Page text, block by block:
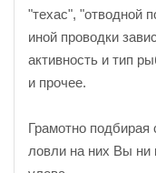
"техас", "отводной
иной проводки
активность и тип
и прочее.
Грамотно
ловли на них Вы ни